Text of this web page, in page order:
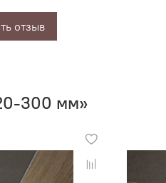
отзыв
300 мм»